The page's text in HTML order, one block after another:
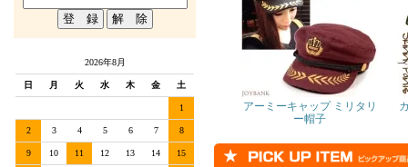
2026年8月
日 月 火 水 木 金 土
1
2 3 4 5 6 7 8
9 10 11 12 13 14 15
アーミーキャップ ミリタリ
ー帽子